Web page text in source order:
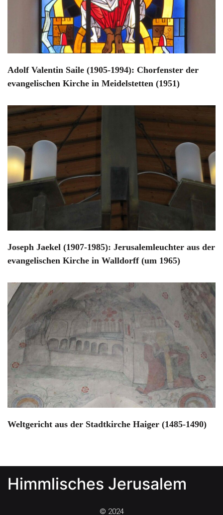
Adolf Valentin Saile (1905-1994): Chorfenster der
evangelischen Kirche in Meidelstetten (1951)
Joseph Jaekel (1907-1985): Jerusalemleuchter aus der
evangelischen Kirche in Walldorff (um 1965)
Weltgericht aus der Stadtkirche Haiger (1485-1490)
Himmlisches Jerusalem
© 2024